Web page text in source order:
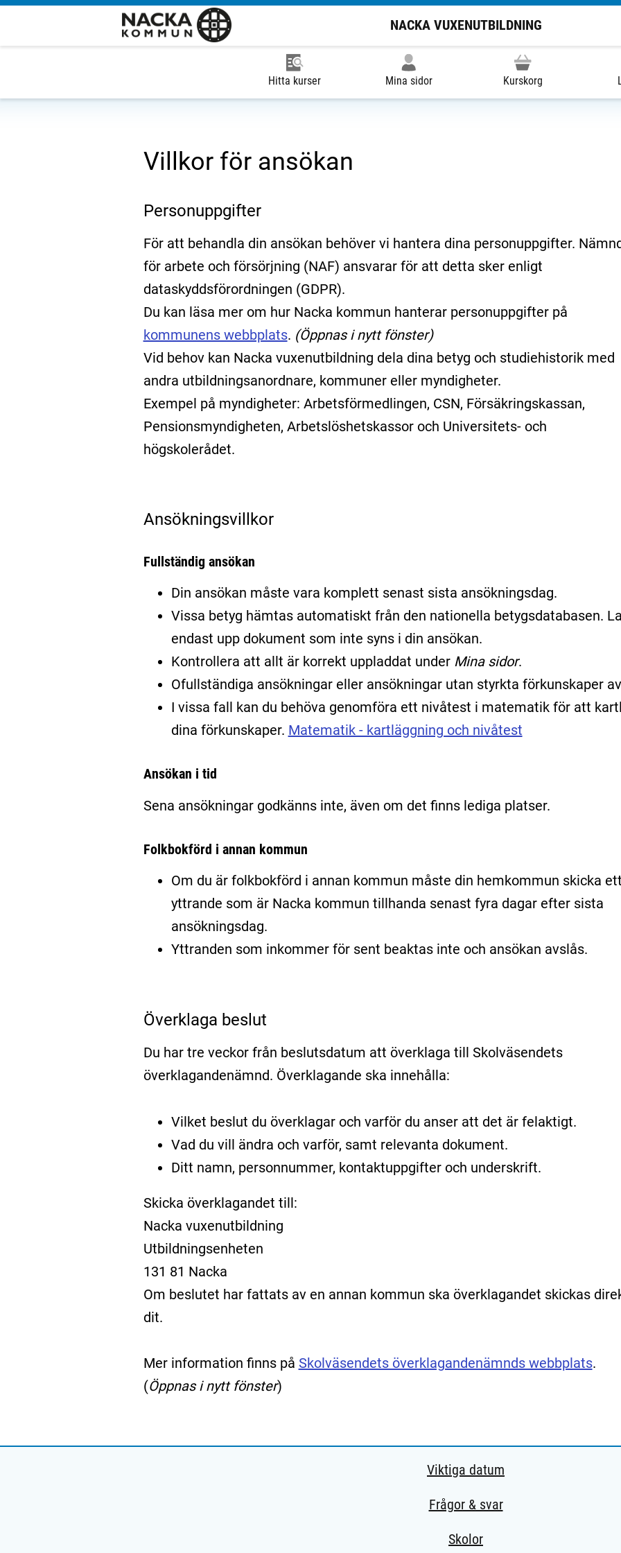
NACKA VUXENUTBILDNING
Hitta kurser Mina sidor Kurskorg
Villkor för ansökan
Personuppgifter
För att behandla din ansökan behöver vi hantera dina personuppgifter.
för arbete och försörjning (NAF) ansvarar för att detta sker enligt
dataskyddsförordningen (GDPR).
Du kan läsa mer om hur Nacka kommun hanterar personuppgifter på
kommunens webbplats. (Öppnas i nytt fönster)
Vid behov kan Nacka vuxenutbildning dela dina betyg och studiehistorik med
andra utbildningsanordnare, kommuner eller myndigheter.
Exempel på myndigheter: Arbetsförmedlingen, CSN, Försäkringskassan,
Pensionsmyndigheten, Arbetslöshetskassor och Universitets- och
högskolerådet.
Ansökningsvillkor
Fullständig ansökan
Din ansökan måste vara komplett senast sista ansökningsdag.
Vissa betyg hämtas automatiskt från den nationella betygsdatabasen.
endast upp dokument som inte syns i din ansökan.
Kontrollera att allt är korrekt uppladdat under Mina sidor.
Ofullständiga ansökningar eller ansökningar utan styrkta förkunskaper
I vissa fall kan du behöva genomföra ett nivåtest i matematik för att
dina förkunskaper. Matematik - kartläggning och nivåtest
Ansökan i tid
Sena ansökningar godkänns inte, även om det finns lediga platser.
Folkbokförd i annan kommun
Om du är folkbokförd i annan kommun måste din hemkommun skicka
yttrande som är Nacka kommun tillhanda senast fyra dagar efter sista
ansökningsdag.
Yttranden som inkommer för sent beaktas inte och ansökan avslås.
Överklaga beslut
Du har tre veckor från beslutsdatum att överklaga till Skolväsendets
överklagandenämnd. Överklagande ska innehålla:
Vilket beslut du överklagar och varför du anser att det är felaktigt.
Vad du vill ändra och varför, samt relevanta dokument.
Ditt namn, personnummer, kontaktuppgifter och underskrift.
Skicka överklagandet till:
Nacka vuxenutbildning
Utbildningsenheten
131 81 Nacka
Om beslutet har fattats av en annan kommun ska överklagandet skickas
dit.
Mer information finns på Skolväsendets överklagandenämnds webbplats.
(Öppnas i nytt fönster)
Viktiga datum
Frågor & svar
Skolor